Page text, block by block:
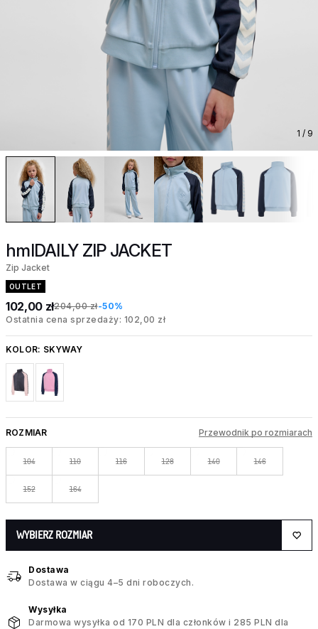
1 / 9
hmlDAILY ZIP JACKET
Zip Jacket
OUTLET
102,00 zł204,00 zł-50%
Ostatnia cena sprzedaży: 102,00 zł
KOLOR: SKYWAY
ROZMIAR Przewodnik po rozmiarach
104 110 116 128 140 146
152 164
WYBIERZ ROZMIAR
Dostawa
Dostawa w ciągu 4–5 dni roboczych.
Wysyłka
Darmowa wysyłka od 170 PLN dla członków i 285 PLN dla